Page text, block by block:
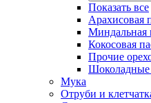
Показать все
Арахисовая
Миндальная
Кокосовая
Прочие
Шоколадные
Мука
Отруби и